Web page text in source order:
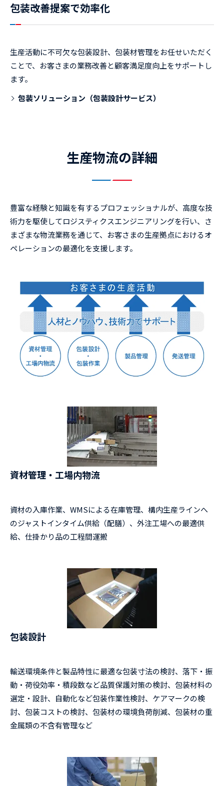
包装改善提案で効率化
生産活動に不可欠な包装設計、包装材管理をお任せいただく
ことで、お客さまの業務改善と顧客満足度向上をサポートし
ます。
包装ソリューション（包装設計サービス）
生産物流の詳細
豊富な経験と知識を有するプロフェッショナルが、高度な技
術力を駆使してロジスティクスエンジニアリングを行い、さ
まざまな物流業務を通じて、お客さまの生産拠点におけるオ
ペレーションの最適化を支援します。
資材管理・工場内物流
資材の入庫作業、WMSによる在庫管理、構内生産ラインへ
のジャストインタイム供給（配膳）、外注工場への最適供
給、仕掛かり品の工程間運搬
包装設計
輸送環境条件と製品特性に最適な包装寸法の検討、落下・振
動・荷役効率・積段数など品質保護対策の検討、包装材料の
選定・設計、自動化など包装作業性検討、ケアマークの検
討、包装コストの検討、包装材の環境負荷削減、包装材の重
金属類の不含有管理など